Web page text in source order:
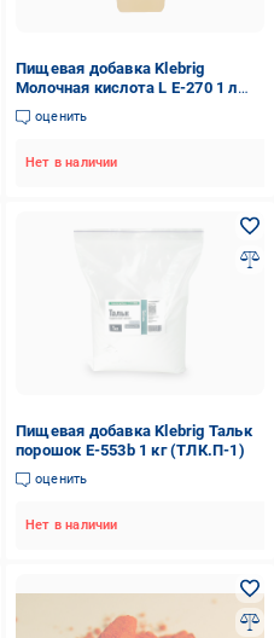
Пищевая добавка Klebrig
Молочная кислота L Е-270 1 л
(МОЛкта-1)
оценить
Нет в наличии
Пищевая добавка Klebrig Тальк
порошок E-553b 1 кг (ТЛК.П-1)
оценить
Нет в наличии